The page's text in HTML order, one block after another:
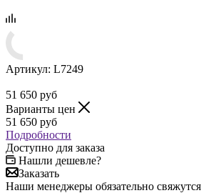
Артикул: L7249
51 650 руб
Варианты цен
51 650 руб
Подробности
Доступно для заказа
Нашли дешевле?
Заказать
Наши менеджеры обязательно